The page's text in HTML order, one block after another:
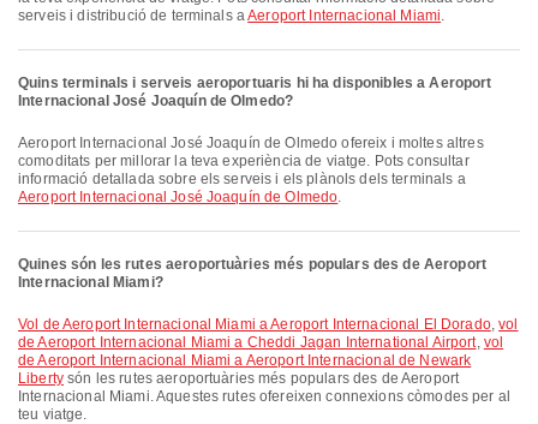
serveis i distribució de terminals aAeroport Internacional Miami.
Quins terminals i serveis aeroportuaris hi ha disponibles a Aeroport
Internacional José Joaquín de Olmedo?
Aeroport Internacional José Joaquín de Olmedo ofereix i moltes altres
comoditats per millorar la teva experiència de viatge. Pots consultar
informació detallada sobre els serveis i els plànols dels terminals a
Aeroport Internacional José Joaquín de Olmedo.
Quines són les rutes aeroportuàries més populars des de Aeroport
Internacional Miami?
vol de Aeroport Internacional Miami a Aeroport Internacional El Dorado,vol
de Aeroport Internacional Miami a Cheddi Jagan International Airport, vol
de Aeroport Internacional Miami a Aeroport Internacional de Newark
Libertysón les rutes aeroportuàries més populars des de Aeroport
Internacional Miami. Aquestes rutes ofereixen connexions còmodes per al
teu viatge.